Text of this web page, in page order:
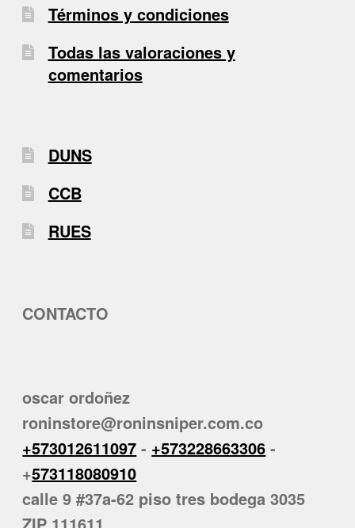
Términos y condiciones
Todas las valoraciones y
comentarios
DUNS
CCB
RUES
CONTACTO
oscar ordoñez
roninstore@roninsniper.com.co
+573012611097 - +573228663306 -
+573118080910
calle 9 #37a-62 piso tres bodega 3035